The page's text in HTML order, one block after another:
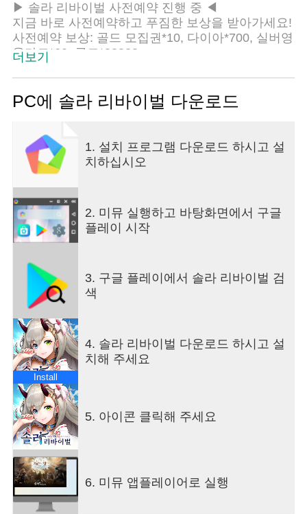
▶ 솔라 리바이벌 사전예약 진행 중 ◀
지금 바로 사전예약하고 푸짐한 보상을 받아가세요!
사전예약 보상: 골드 모집권*10, 다이아*700, 실버영
웅카드*60, 골드*88888
사전예약: www.solar-revival.co.kr
공식카페: cafe.naver.com/solarrevival
세계수의 번영으로 생성된 솔라 대륙은 한때 정령과
인간이 공존하며 발전하는 대륙였지만, 어느 날 세
계수의 힘이 많이 소모되면서 솔라 대륙도 점차 빛
을 잃어가게 되었습니다. 거대한 어둠이 드리우게
된 솔라 대륙, 그 어둠을 밝힐 수 있는 사람은 용사님
밖에 없습니다!
※보는 맛이 있는 다양한 캐릭터
고 있는 영웅들로 솔라 대륙의 이야기가 펼쳐집니
다! 새로운 모험의 세계에서 자기만의 이야기를 직
접 만들어 보세요!
※타는 맛이 있는 방치형 플레이
방치만 해도 하루 종일 보상 아이템이 펑펑 쏟아집
니다!! 다양한 전투 시스템을 통해서도 끊임없이 보
상을 획득할 수 있습니다.
※깨는 맛이 있는 다양한 콘텐츠
다양한 PVP시스템: 1V1, 3V3결투장 뿐만 아니라 왕
좌쟁탈전에서 미리 만렙으로 구성된 영웅들의 조합
을 즐겨보실 수 있습니다！
재미있는 PVE시스템: 체스, 탑 공략, Rougelike, 퍼
즐풀기 등 어느 게임보다 다양한 플레이방식을 솔라
리바이벌에서 확인하실 수 있습니다!
※짜는 맛이 있는 전략 플레이
전략적인 덱 조합, 다양한 속성을 가진 각인, 그리고
서로 다른 스킬과 진영 버프를 가진 5가지 신의 무기
더보기
PC에 솔라 리바이벌 다운로드
1. 설치 프로그램 다운로드 하시고 설
치하십시오
2. 미뮤 실행하고 바탕화면에서 구글
플레이 시작
3. 구글 플레이에서 솔라 리바이벌 검
색
Install
4. 솔라 리바이벌 다운로드 하시고 설
치해 주세요
5. 아이콘 클릭해 주세요
6. 미뮤 앱플레이어로 실행